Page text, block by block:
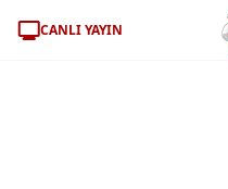
CANLI YAYIN